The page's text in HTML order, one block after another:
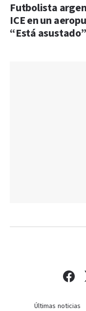
Futbolista
ICE en un
“Está asustado”
Últimas noticias